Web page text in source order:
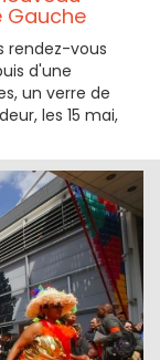
Gauche
rendez-vous
d'une
un verre de
les 15 mai,